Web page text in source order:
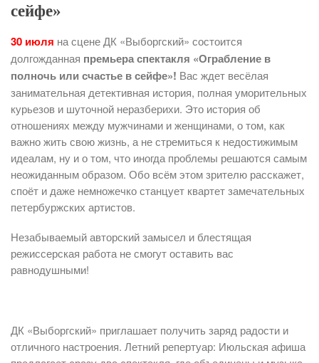
сейфе»
30 июля на сцене ДК «Выборгский» состоится
долгожданная премьера спектакля «Ограбление в
полночь или счастье в сейфе»! Вас ждет весёлая
занимательная детективная история, полная уморительных
курьезов и шуточной неразберихи. Это история об
отношениях между мужчинами и женщинами, о том, как
важно жить свою жизнь, а не стремиться к недостижимым
идеалам, ну и о том, что иногда проблемы решаются самым
неожиданным образом. Обо всём этом зрителю расскажет,
споёт и даже немножечко станцует квартет замечательных
петербуржских артистов.
Незабываемый авторский замысел и блестящая
режиссерская работа не смогут оставить вас
равнодушными!
ДК «Выборгский» приглашает получить заряд радости и
отличного настроения. Летний репертуар: Июльская афиша